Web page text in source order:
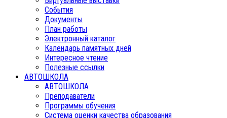
События
Документы
План работы
Электронный каталог
Календарь памятных дней
Интересное чтение
Полезные ссылки
АВТОШКОЛА
АВТОШКОЛА
Преподаватели
Программы обучения
Система оценки качества образования